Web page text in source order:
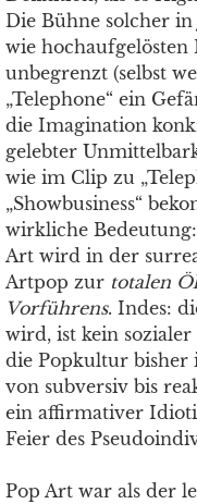
Die Bühne solcher
wie
unbegrenzt (selbst
„Telephone“ ein
die Imagination
gelebter
wie im Clip zu
„Showbusiness“
wirkliche Bedeutung:
Art wird in der
Artpop zur totalen
Vorführens. Indes:
wird, ist kein
die Popkultur bisher
von subversiv bis
ein affirmativer
Feier des
Pop Art war als der